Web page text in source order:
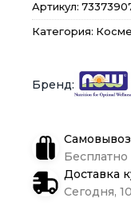
Артикул:
Категория:
Бесплатно
Доставка
Сегодня,
Каталог
Бренды
Каталог
Бренды
Каталог
Бренды